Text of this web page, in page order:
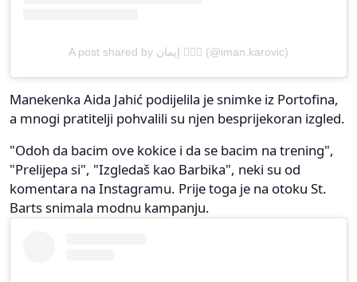
A post shared by إيمان 🧜🏽‍♀️ (@iman.karovic)
Manekenka Aida Jahić podijelila je snimke iz Portofina,
a mnogi pratitelji pohvalili su njen besprijekoran izgled.
"Odoh da bacim ove kokice i da se bacim na trening",
"Prelijepa si", "Izgledaš kao Barbika", neki su od
komentara na Instagramu. Prije toga je na otoku St.
Barts snimala modnu kampanju.